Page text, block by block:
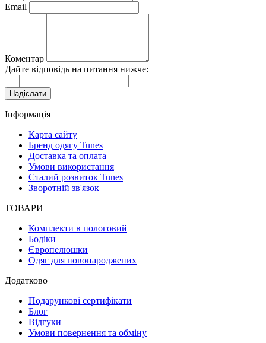
Email
Коментар
Дайте відповідь на питання нижче:
Надіслати
Інформація
Карта сайту
Бренд одягу Tunes
Доставка та оплата
Умови використання
Сталий розвиток Tunes
Зворотній зв'язок
ТОВАРИ
Комплекти в пологовий
Бодіки
Європелюшки
Одяг для новонароджених
Додатково
Подарункові сертифікати
Блог
Відгуки
Умови повернення та обміну